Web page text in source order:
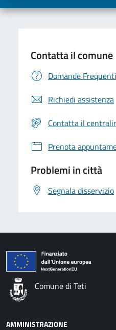
Contatta il comune
Domande Frequenti
Richiedi assistenza
Contatta il
Prenota
Problemi in città
Segnala disservizio
Comune di Teti
AMMINISTRAZIONE